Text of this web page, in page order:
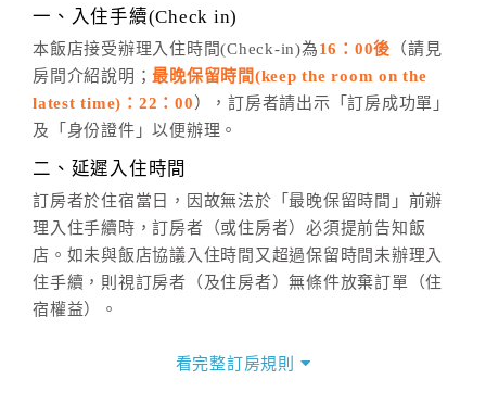
※非客服時間之申辦異動，皆為次日計算及辦理。
五、客服時間
週一至週日，上午9:00～晚上6:00
六、聯絡方式
(07)9682715 。
一、入住手續(Check in)
本飯店接受辦理入住時間(Check-in)為16：00後 （請見
房間介紹說明；最晚保留時間(keep the room on the
latest time)：22：00 ），訂房者請出示「訂房成功單」
及「身份證件」以便辦理。
二、延遲入住時間
訂房者於住宿當日，因故無法於「最晚保留時間」前辦
理入住手續時，訂房者（或住房者）必須提前告知飯
店。如未與飯店協議入住時間又超過保留時間未辦理入
住手續，則視訂房者（及住房者）無條件放棄訂單（住
宿權益）。
看完整訂房規則